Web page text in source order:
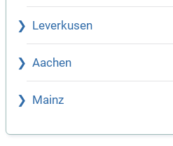
Leverkusen
Aachen
Mainz